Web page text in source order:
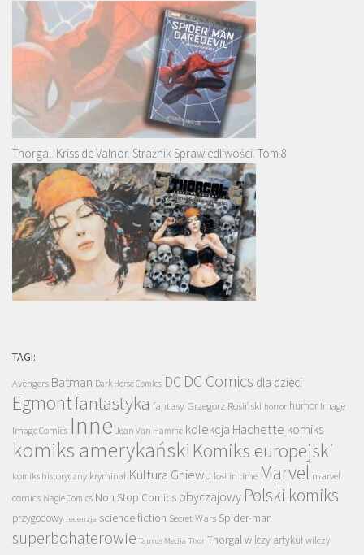
Thorgal. Kriss de Valnor. Strażnik Sprawiedliwości. Tom 8
TAGI:
Avengers Batman Dark Horse Comics DC DC Comics dla dzieci
Egmontfantastyka fantasy Grzegorz Rosiński horror humor Image
Image Comics Inne Jean Van Hamme kolekcja Hachette komiks
komiks amerykański Komiks europejski
komiks historyczny kryminał Kultura Gniewu lost in time Marvel marvel
comics Nagle Comics Non Stop Comics obyczajowy Polski komiks
przygodowy recenzja science fiction Secret Wars Spider-man
superbohaterowie Taurus Media Thor Thorgalwilczy artykuł wilczy